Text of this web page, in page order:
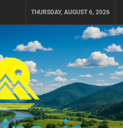
THURSDAY, AUGUST 6, 2026